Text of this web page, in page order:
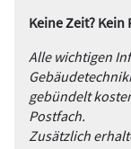
Keine Zeit?
Alle wichtigen
gebündelt
Postfach.
Zusätzlich